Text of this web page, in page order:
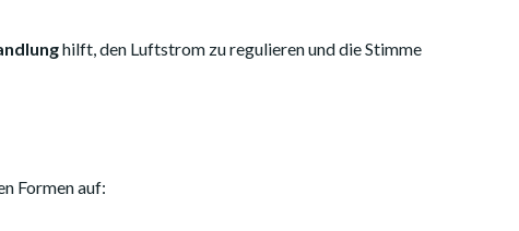
hilft, den Luftstrom zu regulieren und die Stimme
Formen auf: